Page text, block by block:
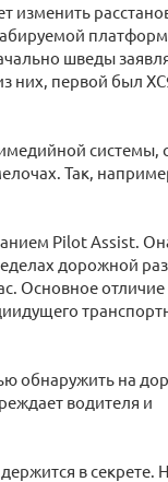
изменить
шведы
них, первой был
системы,
Так,
Pilot Assist.
дорожной
Основное отличие
обнаружить на
водителя и
в секрете.